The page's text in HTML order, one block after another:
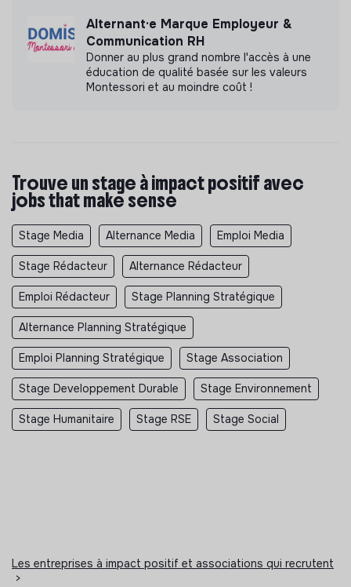
Alternant·e Marque Employeur &
Communication RH
Donner au plus grand nombre l'accès à une
éducation de qualité basée sur les valeurs
Montessori et au moindre coût !
Trouve un stage à impact positif avec
jobs that make sense
Stage Media Alternance Media Emploi Media
Stage Rédacteur Alternance Rédacteur
Emploi Rédacteur Stage Planning Stratégique
Alternance Planning Stratégique
Emploi Planning Stratégique Stage Association
Stage Developpement Durable Stage Environnement
Stage Humanitaire Stage RSE Stage Social
Les entreprises à impact positif et associations qui recrutent
>